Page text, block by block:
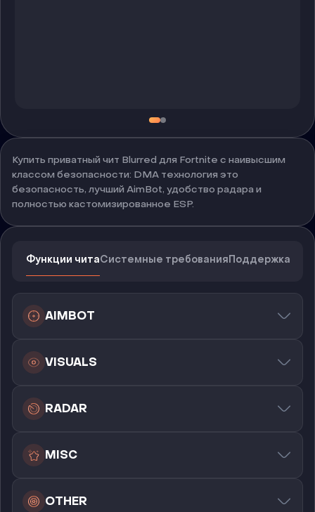
Купить приватный чит Blurred для Fortnite с наивысшим
классом безопасности: DMA технология это
безопасность, лучший AimBot, удобство радара и
полностью кастомизированное ESP.
Функции читаСистемные требованияПоддержка
AIMBOT
VISUALS
RADAR
MISC
OTHER